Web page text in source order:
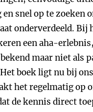
en snel op te zoeken
onderverdeeld. Bij
een aha-
maar niet als
boek ligt nu bij
het regelmatig op
de kennis direct